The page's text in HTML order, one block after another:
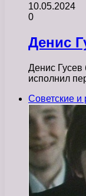
10.05.2024
0
Денис
Денис Гусев
исполнил
Советские и